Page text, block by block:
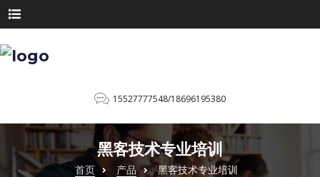
15527777548/18696195380
黑客技术专业培训
首页 产品 黑客技术专业培训